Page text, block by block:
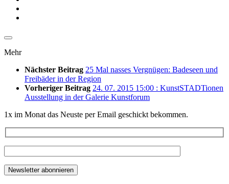
Mehr
Nächster Beitrag 25 Mal nasses Vergnügen: Badeseen und
Freibäder in der Region
Vorheriger Beitrag 24. 07. 2015 15:00 : KunstSTADTionen
Ausstellung in der Galerie Kunstforum
1x im Monat das Neuste per Email geschickt bekommen.